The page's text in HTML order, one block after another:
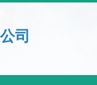
司